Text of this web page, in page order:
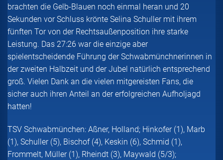
brachten die Gelb-Blauen noch einmal heran und 20
Sekunden vor Schluss krönte Selina Schuller mit ihrem
fünften Tor von der Rechtsaußenposition ihre starke
Leistung. Das 27:26 war die einzige aber
spielentscheidende Führung der Schwabmünchnerinnen in
der zweiten Halbzeit und der Jubel natürlich entsprechend
groß. Vielen Dank an die vielen mitgereisten Fans, die
sicher auch ihren Anteil an der erfolgreichen Aufholjagd
hatten!
TSV Schwabmünchen: Aßner, Holland; Hinkofer (1), Marb
(1), Schuller (5), Bischof (4), Keskin (6), Schmid (1),
Frommelt, Müller (1), Rheindt (3), Maywald (5/3);